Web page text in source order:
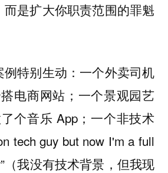
是扩大你职责范围的罪魁
特别生动：一个外卖司机
电商网站；一个景观园艺
个音乐 App；一个非技术
tech guy but now I'm a full
（我没有技术背景，但我现